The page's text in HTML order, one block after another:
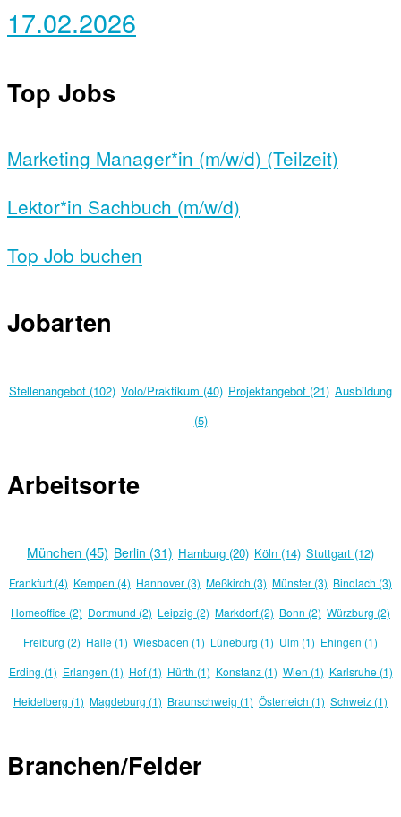
17.02.2026
Top Jobs
Marketing Manager*in (m/w/d) (Teilzeit)
Lektor*in Sachbuch (m/w/d)
Top Job buchen
Jobarten
Stellenangebot (102) Volo/Praktikum (40) Projektangebot (21) Ausbildung
(5)
Arbeitsorte
München (45) Berlin (31) Hamburg (20) Köln (14) Stuttgart (12)
Frankfurt (4) Kempen (4) Hannover (3) Meßkirch (3) Münster (3) Bindlach (3)
Homeoffice (2) Dortmund (2) Leipzig (2) Markdorf (2) Bonn (2) Würzburg (2)
Freiburg (2) Halle (1) Wiesbaden (1) Lüneburg (1) Ulm (1) Ehingen (1)
Erding (1) Erlangen (1) Hof (1) Hürth (1) Konstanz (1) Wien (1) Karlsruhe (1)
Heidelberg (1) Magdeburg (1) Braunschweig (1) Österreich (1) Schweiz (1)
Branchen/Felder